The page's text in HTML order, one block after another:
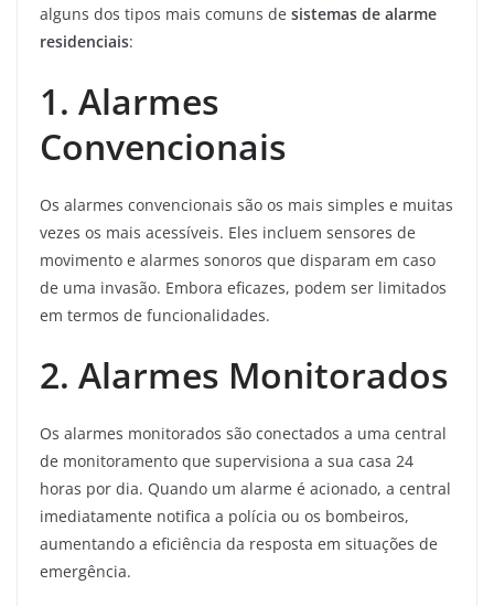
alguns dos tipos mais comuns de sistemas de alarme
residenciais:
1. Alarmes
Convencionais
Os alarmes convencionais são os mais simples e muitas
vezes os mais acessíveis. Eles incluem sensores de
movimento e alarmes sonoros que disparam em caso
de uma invasão. Embora eficazes, podem ser limitados
em termos de funcionalidades.
2. Alarmes Monitorados
Os alarmes monitorados são conectados a uma central
de monitoramento que supervisiona a sua casa 24
horas por dia. Quando um alarme é acionado, a central
imediatamente notifica a polícia ou os bombeiros,
aumentando a eficiência da resposta em situações de
emergência.